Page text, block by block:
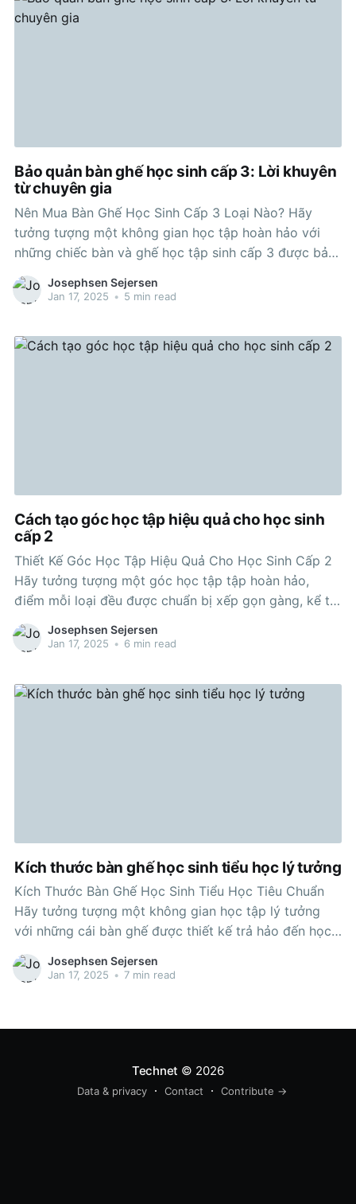
Bảo quản bàn ghế học sinh cấp 3: Lời khuyên
từ chuyên gia
Nên Mua Bàn Ghế Học Sinh Cấp 3 Loại Nào? Hãy
tưởng tượng một không gian học tập hoàn hảo với
những chiếc bàn và ghế học tập sinh cấp 3 được bảo
cai quản chất lượng, tạo ra cảm xúc thoải mái và dễ
chịu và gọn gàng. Không
Josephsen Sejersen
Jan 17, 2025 • 5 min read
Cách tạo góc học tập hiệu quả cho học sinh
cấp 2
Thiết Kế Góc Học Tập Hiệu Quả Cho Học Sinh Cấp 2
Hãy tưởng tượng một góc học tập tập hoàn hảo,
điểm mỗi loại đều được chuẩn bị xếp gọn gàng, kể từ
cái bàn học tập sạch sẽ sẽ đến kệ sách ngăn nắp.
bàn ghế học sinh
Josephsen Sejersen
Jan 17, 2025 • 6 min read
Kích thước bàn ghế học sinh tiểu học lý tưởng
Kích Thước Bàn Ghế Học Sinh Tiểu Học Tiêu Chuẩn
Hãy tưởng tượng một không gian học tập lý tưởng
với những cái bàn ghế được thiết kế trả hảo đến học
tập sinh tè học tập. Những cái bàn vừa vặn, những
chiếc ghế thoải mái và dễ chịu
Josephsen Sejersen
Jan 17, 2025 • 7 min read
Technet © 2026
Data & privacy Contact Contribute →